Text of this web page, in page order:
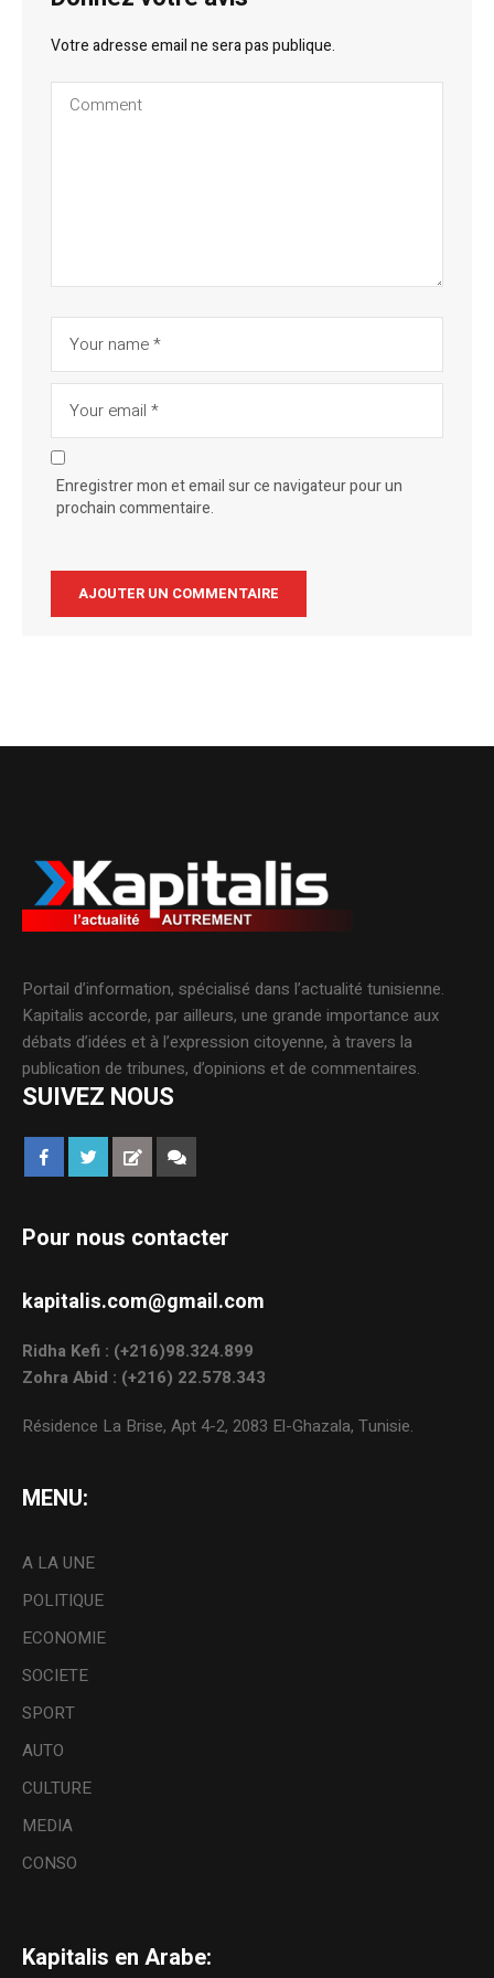
Votre adresse email ne sera pas publique.
Enregistrer mon et email sur ce navigateur pour un
prochain commentaire.
Portail d’information, spécialisé dans l’actualité tunisienne.
Kapitalis accorde, par ailleurs, une grande importance aux
débats d’idées et à l’expression citoyenne, à travers la
publication de tribunes, d’opinions et de commentaires.
SUIVEZ NOUS
Pour nous contacter
kapitalis.com@gmail.com
Ridha Kefi : (+216)98.324.899
Zohra Abid : (+216) 22.578.343
Résidence La Brise, Apt 4-2, 2083 El-Ghazala, Tunisie.
MENU:
A LA UNE
POLITIQUE
ECONOMIE
SOCIETE
SPORT
AUTO
CULTURE
MEDIA
CONSO
Kapitalis en Arabe: